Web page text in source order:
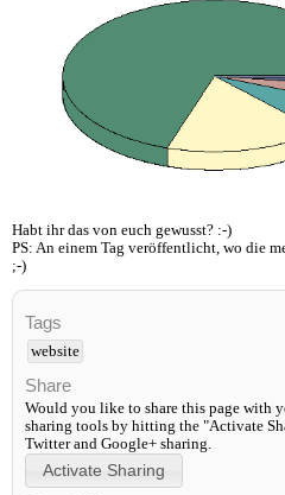
Habt ihr das von euch gewusst? :-)
PS: An einem Tag veröffentlicht, wo die
;-)
Tags
website
Share
Would you like to share this page with
sharing tools by hitting the "Activate
Twitter and Google+ sharing.